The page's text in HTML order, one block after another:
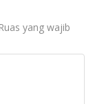
Ruas yang wajib